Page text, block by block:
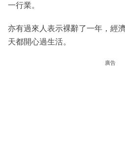
一行業。
亦有過來人表示裸辭了一年，經
天都開心過生活。
廣告